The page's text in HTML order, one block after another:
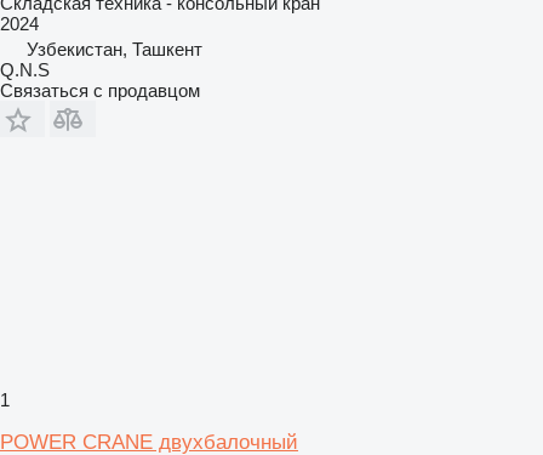
2024
Узбекистан, Ташкент
Q.N.S
Связаться с продавцом
1
POWER CRANE двухбалочный